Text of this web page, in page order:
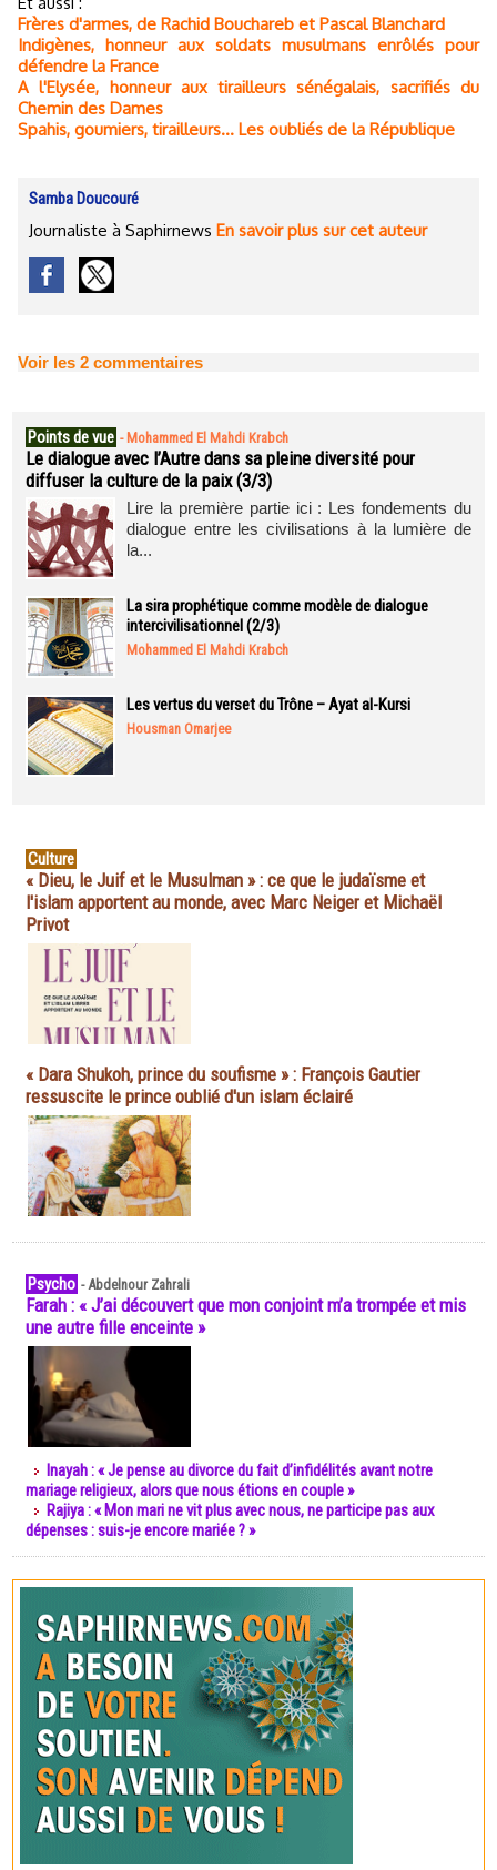
Frères d'armes, de Rachid Bouchareb et Pascal Blanchard
Indigènes, honneur aux soldats musulmans enrôlés pour
défendre la France
A l'Elysée, honneur aux tirailleurs sénégalais, sacrifiés du
Chemin des Dames
Spahis, goumiers, tirailleurs... Les oubliés de la République
Samba Doucouré
Journaliste à Saphirnews En savoir plus sur cet auteur
Voir les 2 commentaires
Points de vue - Mohammed El Mahdi Krabch
Le dialogue avec l’Autre dans sa pleine diversité pour
diffuser la culture de la paix (3/3)
Lire la première partie ici : Les fondements du
dialogue entre les civilisations à la lumière de
la...
La sira prophétique comme modèle de dialogue
intercivilisationnel (2/3)
Mohammed El Mahdi Krabch
Les vertus du verset du Trône – Ayat al-Kursi
Housman Omarjee
Culture
« Dieu, le Juif et le Musulman » : ce que le judaïsme et
l'islam apportent au monde, avec Marc Neiger et Michaël
Privot
« Dara Shukoh, prince du soufisme » : François Gautier
ressuscite le prince oublié d'un islam éclairé
Psycho -Abdelnour Zahrali
Farah : « J’ai découvert que mon conjoint m’a trompée et mis
une autre fille enceinte »
Inayah : « Je pense au divorce du fait d’infidélités avant notre
mariage religieux, alors que nous étions en couple »
Rajiya : « Mon mari ne vit plus avec nous, ne participe pas aux
dépenses : suis-je encore mariée ? »